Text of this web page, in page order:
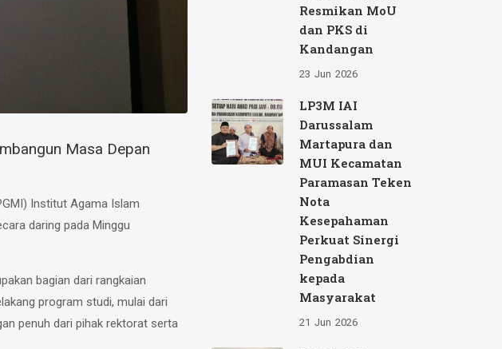
Masa Depan
Institut Agama Islam
daring pada Minggu
bagian dari rangkaian
program studi, mulai dari
penuh dari pihak rektorat serta
Resmikan MoU
dan PKS di
Kandangan
23 Jun 2026
LP3M IAI
Darussalam
Martapura dan
MUI Kecamatan
Paramasan Teken
Nota
Kesepahaman
Perkuat Sinergi
Pengabdian
kepada
Masyarakat
21 Jun 2026